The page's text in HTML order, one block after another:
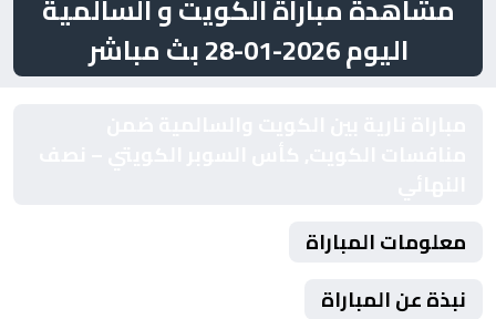
مشاهدة مباراة الكويت و السالمية
اليوم 2026-01-28 بث مباشر
معلومات المباراة
نبذة عن المباراة